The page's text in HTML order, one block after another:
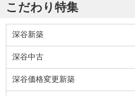
こだわり特集
深谷新築
深谷中古
深谷価格変更新築